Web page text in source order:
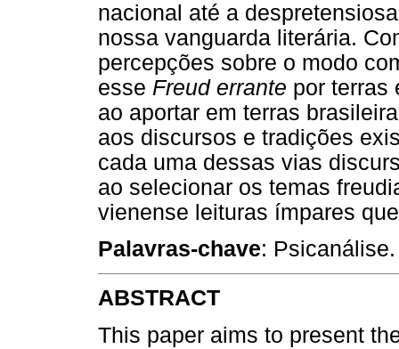
nacional até a
nossa vanguarda literária.
percepções sobre o modo
esse Freud errante por terras
ao aportar em terras
aos discursos e tradições
cada uma dessas vias
ao selecionar os temas
vienense leituras ímpares
Palavras-chave:
ABSTRACT
This paper aims to present